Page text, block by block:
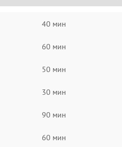
40 мин
60 мин
50 мин
30 мин
90 мин
60 мин